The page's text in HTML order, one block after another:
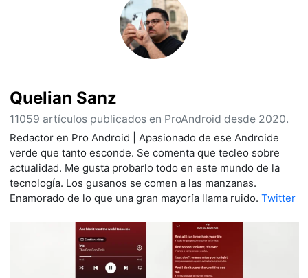
Quelian Sanz
11059 artículos publicados en ProAndroid desde 2020.
Redactor en Pro Android | Apasionado de ese Androide
verde que tanto esconde. Se comenta que tecleo sobre
actualidad. Me gusta probarlo todo en este mundo de la
tecnología. Los gusanos se comen a las manzanas.
Enamorado de lo que una gran mayoría llama ruido. Twitter